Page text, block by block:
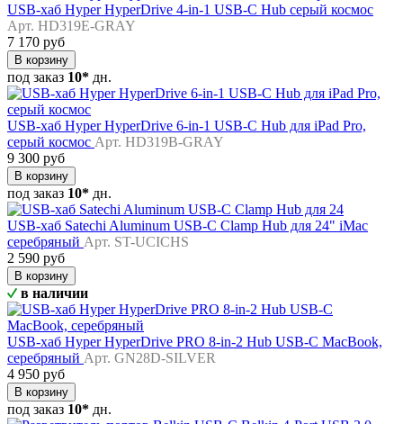
USB-хаб Hyper HyperDrive 4-in-1 USB-C Hub серый космос
Арт. HD319E-GRAY
7 170 руб
В корзину
под заказ 10* дн.
USB-хаб Hyper HyperDrive 6-in-1 USB-C Hub для iPad Pro,
серый космос Арт. HD319B-GRAY
9 300 руб
В корзину
под заказ 10* дн.
USB-хаб Satechi Aluminum USB-C Clamp Hub для 24" iMac
серебряный Арт. ST-UCICHS
2 590 руб
В корзину
в наличии
USB-хаб Hyper HyperDrive PRO 8-in-2 Hub USB-C MacBook,
серебряный Арт. GN28D-SILVER
4 950 руб
В корзину
под заказ 10* дн.